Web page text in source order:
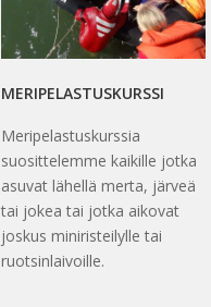
MERIPELASTUSKURSSI
Meripelastuskurssia
suosittelemme kaikille jotka
asuvat lähellä merta, järveä
tai jokea tai jotka aikovat
joskus miniristeilylle tai
ruotsinlaivoille.